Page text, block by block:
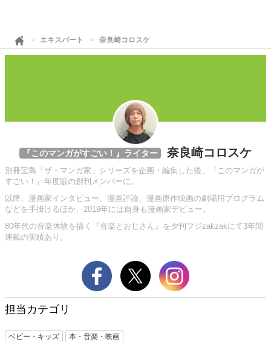
エキスパート 奈良崎コロスケ
『このマンガがすごい！』ライター 奈良崎コロスケ
別冊宝島「ザ・マンガ家」シリーズを企画・編集した後、『このマンガが
すごい！』年度版の創刊メンバーに。
以降、漫画家インタビュー、漫画評論、漫画原作映画の劇場用プログラム
などを手掛けるほか、2019年には自身も漫画家デビュー。
80年代の音楽体験を描く『音楽とおじさん』を夕刊フジzakzakにて3年間
連載の実績あり。
担当カテゴリ
ベビー・キッズ 本・音楽・映画